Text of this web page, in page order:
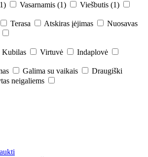
Vasarnamis (1) Viešbutis (1)
Terasa Atskiras įėjimas
Nuosavas
Kubilas Virtuvė
Indaplovė
Galima su vaikais
Draugiški
neigaliems